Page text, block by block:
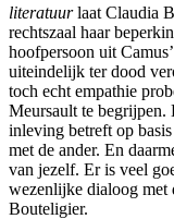
literatuurlaat Claudia
rechtszaal haar
hoofpersoon uit
uiteindelijk ter dood
toch echt empathie
Meursault te begrijpen.
inleving betreft op
met de ander. En
van jezelf. Er is veel
wezenlijke dialoog met
Bouteligier.